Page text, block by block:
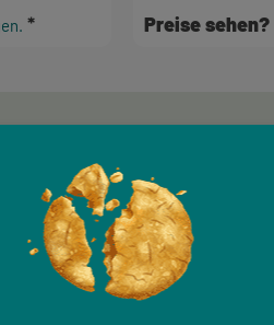
Preise sehen?